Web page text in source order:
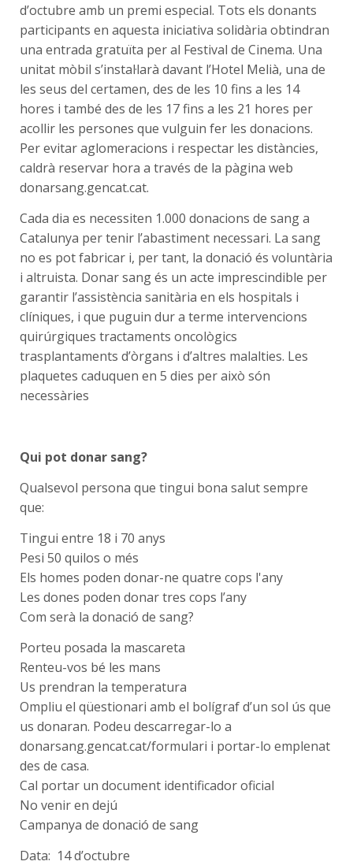
d’octubre amb un premi especial. Tots els donants
participants en aquesta iniciativa solidària obtindran
una entrada gratuïta per al Festival de Cinema. Una
unitat mòbil s’instal·larà davant l’Hotel Melià, una de
les seus del certamen, des de les 10 fins a les 14
hores i també des de les 17 fins a les 21 hores per
acollir les persones que vulguin fer les donacions.
Per evitar aglomeracions i respectar les distàncies,
caldrà reservar hora a través de la pàgina web
donarsang.gencat.cat.
Cada dia es necessiten 1.000 donacions de sang a
Catalunya per tenir l’abastiment necessari. La sang
no es pot fabricar i, per tant, la donació és voluntària
i altruista. Donar sang és un acte imprescindible per
garantir l’assistència sanitària en els hospitals i
clíniques, i que puguin dur a terme intervencions
quirúrgiques tractaments oncològics
trasplantaments d’òrgans i d’altres malalties. Les
plaquetes caduquen en 5 dies per això són
necessàries
Qui pot donar sang?
Qualsevol persona que tingui bona salut sempre
que:
Tingui entre 18 i 70 anys
Pesi 50 quilos o més
Els homes poden donar-ne quatre cops l'any
Les dones poden donar tres cops l’any
Com serà la donació de sang?
Porteu posada la mascareta
Renteu-vos bé les mans
Us prendran la temperatura
Ompliu el qüestionari amb el bolígraf d’un sol ús que
us donaran. Podeu descarregar-lo a
donarsang.gencat.cat/formulari i portar-lo emplenat
des de casa.
Cal portar un document identificador oficial
No venir en dejú
Campanya de donació de sang
Data: 14 d’octubre